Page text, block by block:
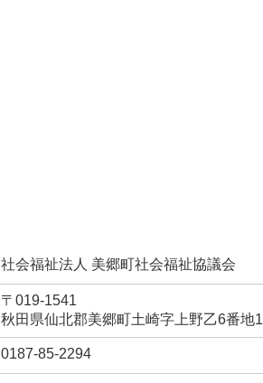
社会福祉法人 美郷町社会福祉協議会
〒019-1541
秋田県仙北郡美郷町土崎字上野乙6番地1
0187-85-2294